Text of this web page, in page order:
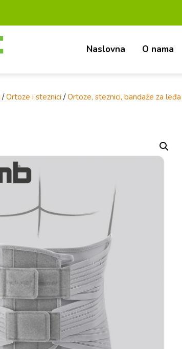
Naslovna O nama
/Ortoze i steznici /Ortoze, steznici, bandaže za leđa